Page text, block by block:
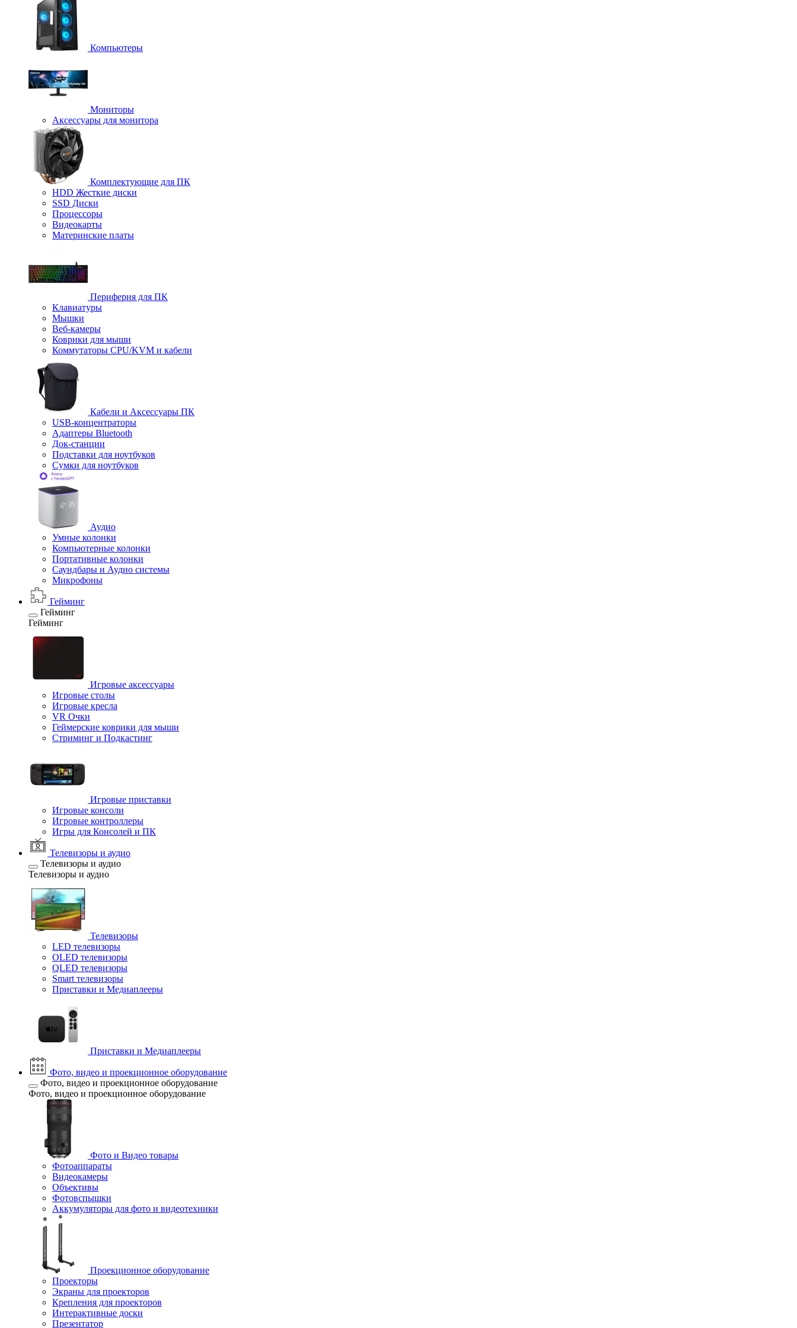
Компьютеры
Мониторы
Аксессуары для монитора
Комплектующие для ПК
HDD Жесткие диски
SSD Диски
Процессоры
Видеокарты
Материнские платы
Периферия для ПК
Клавиатуры
Мышки
Веб-камеры
Коврики для мыши
Коммутаторы CPU/KVM и кабели
Кабели и Аксессуары ПК
USB-концентраторы
Адаптеры Bluetooth
Док-станции
Подставки для ноутбуков
Сумки для ноутбуков
Аудио
Умные колонки
Компьютерные колонки
Портативные колонки
Саундбары и Аудио системы
Микрофоны
Гейминг
Гейминг
Гейминг
Игровые аксессуары
Игровые столы
Игровые кресла
VR Очки
Геймерские коврики для мыши
Стриминг и Подкастинг
Игровые приставки
Игровые консоли
Игровые контроллеры
Игры для Консолей и ПК
Телевизоры и аудио
Телевизоры и аудио
Телевизоры и аудио
Телевизоры
LED телевизоры
OLED телевизоры
QLED телевизоры
Smart телевизоры
Приставки и Медиаплееры
Приставки и Медиаплееры
Фото, видео и проекционное оборудование
Фото, видео и проекционное оборудование
Фото, видео и проекционное оборудование
Фото и Видео товары
Фотоаппараты
Видеокамеры
Объективы
Фотовспышки
Аккумуляторы для фото и видеотехники
Проекционное оборудование
Проекторы
Экраны для проекторов
Крепления для проекторов
Интерактивные доски
Презентатор